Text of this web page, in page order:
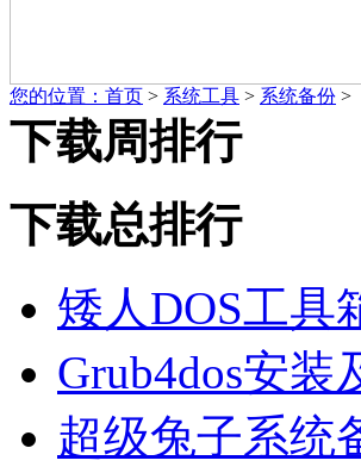
您的位置： 首页 > 系统工具 > 系统备份 >
下载周排行
下载总排行
矮人DOS工具
Grub4dos安装
超级兔子系统